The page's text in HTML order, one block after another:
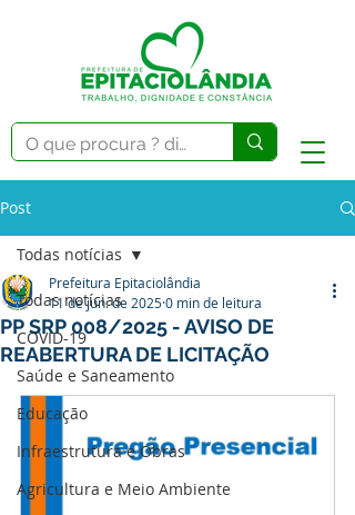
Post
Todas notícias
COVID-19
Saúde e Saneamento
Educação
Infraestrutura e Obras
Agricultura e Meio Ambiente
Todas notícias
PP SRP 008/2025 - AVISO DE
REABERTURA DE LICITAÇÃO
Prefeitura Epitaciolândia
11 de jun. de 20250 min de leitura